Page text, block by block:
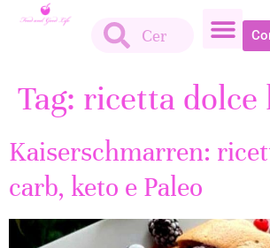
Tag: ricetta dolce
Kaiserschmarren:
carb, keto e Paleo